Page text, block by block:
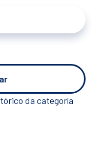
da categoría